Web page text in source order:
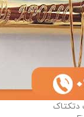
دتکتاک